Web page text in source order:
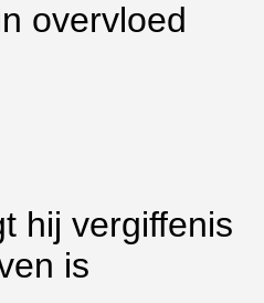
overvloed
hij vergiffenis
is